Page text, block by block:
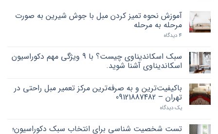
آموزش نحوه تمیز کردن مبل با جوش شیرین به صورت
مرحله به مرحله
4 دیدگاه
سبک اسکاندیناوی چیست؟ با 9 ویژگی مهم دکوراسیون
اسکاندیناوی آشنا شوید.
باکیفیت‌ترین و به صرفه‌ترین مرکز تعمیر مبل راحتی در
تهران – 09121887482
یک دیدگاه
تست شخصیت شناسی برای انتخاب سبک دکوراسیون؛